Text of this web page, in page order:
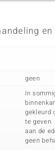
geen
In
gekleurd
te
aan de
geen